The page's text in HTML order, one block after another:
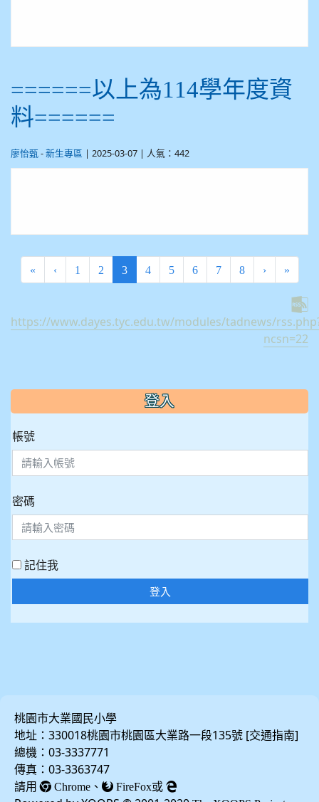
======以上為114學年度資
料======
廖怡甄 - 新生專區 | 2025-03-07 | 人氣：442
« ‹ 1 2 3(current)
4 5 6 7 8 › »
https://www.dayes.tyc.edu.tw/modules/tadnews/
ncsn=22
::: 登入
帳號
密碼
記住我
登入
桃園市大業國民小學
地址：330018桃園市桃園區大業路一段135號 [交通指南]
總機：03-3337771
傳真：03-3363747
請用
Chrome 、 FireFox或